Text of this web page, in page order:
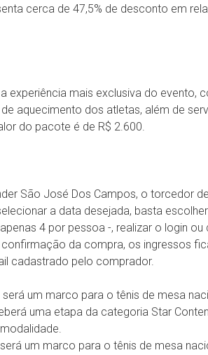
cerca de 47,5% de desconto em
experiência mais exclusiva do evento,
aquecimento dos atletas, além de
do pacote é de R$ 2.600.
São José Dos Campos, o torcedor
a data desejada, basta
4 por pessoa -, realizar o login ou
da compra, os ingressos
cadastrado pelo comprador.
um marco para o tênis de mesa
uma etapa da categoria Star
um marco para o tênis de mesa